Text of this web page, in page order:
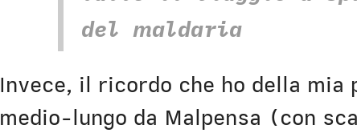
del maldaria
Invece, il ricordo che ho della mia
medio-lungo da Malpensa (con